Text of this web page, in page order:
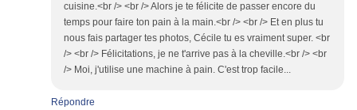
cuisine.<br /> <br /> Alors je te félicite de passer encore du
temps pour faire ton pain à la main.<br /> <br /> Et en plus tu
nous fais partager tes photos, Cécile tu es vraiment super. <br
/> <br /> Félicitations, je ne t'arrive pas à la cheville.<br /> <br
/> Moi, j'utilise une machine à pain. C'est trop facile...
Répondre